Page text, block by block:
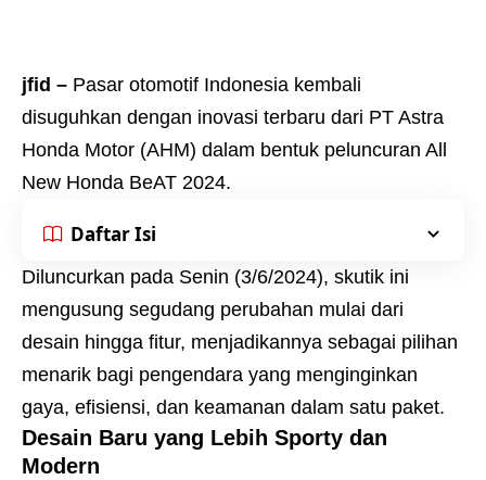
jfid – Pasar otomotif Indonesia kembali
disuguhkan dengan inovasi terbaru dari PT Astra
Honda Motor (AHM) dalam bentuk peluncuran All
New Honda BeAT 2024.
Daftar Isi
Diluncurkan pada Senin (3/6/2024), skutik ini
mengusung segudang perubahan mulai dari
desain hingga fitur, menjadikannya sebagai pilihan
menarik bagi pengendara yang menginginkan
gaya, efisiensi, dan keamanan dalam satu paket.
Desain Baru yang Lebih Sporty dan
Modern